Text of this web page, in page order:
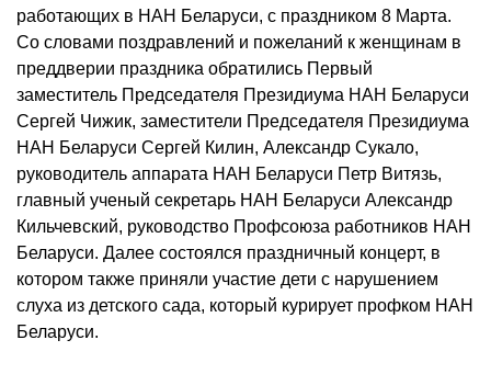
работающих в НАН Беларуси, с праздником 8 Марта.
Со словами поздравлений и пожеланий к женщинам в
преддверии праздника обратились Первый
заместитель Председателя Президиума НАН Беларуси
Сергей Чижик, заместители Председателя Президиума
НАН Беларуси Сергей Килин, Александр Сукало,
руководитель аппарата НАН Беларуси Петр Витязь,
главный ученый секретарь НАН Беларуси Александр
Кильчевский, руководство Профсоюза работников НАН
Беларуси. Далее состоялся праздничный концерт, в
котором также приняли участие дети с нарушением
слуха из детского сада, который курирует профком НАН
Беларуси.